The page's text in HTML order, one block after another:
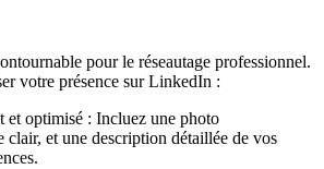
pour le réseautage professionnel.
votre présence sur LinkedIn :
et optimisé : Incluez une photo
clair, et une description détaillée de vos